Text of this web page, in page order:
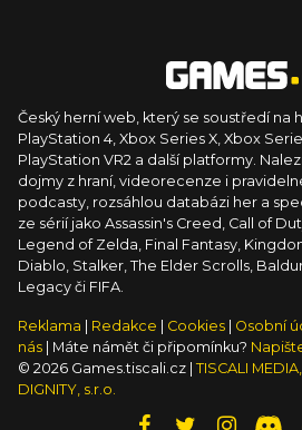
Český herní web, který se soustředí na
PlayStation 4, Xbox Series X, Xbox
PlayStation VR2 a další platformy.
dojmy z hraní, videorecenze i
podcasty, rozsáhlou databázi her a
ze sérií jako Assassin's Creed, Call of
Legend of Zelda, Final Fantasy,
Diablo, Stalker, The Elder Scrolls,
Legacy či FIFA.
Reklama Redakce Cookies Osobní
nás
| Máte námět či připomínku?
© 2026 Games.tiscali.cz | TISCALI
DIGNITY, s.r.o.